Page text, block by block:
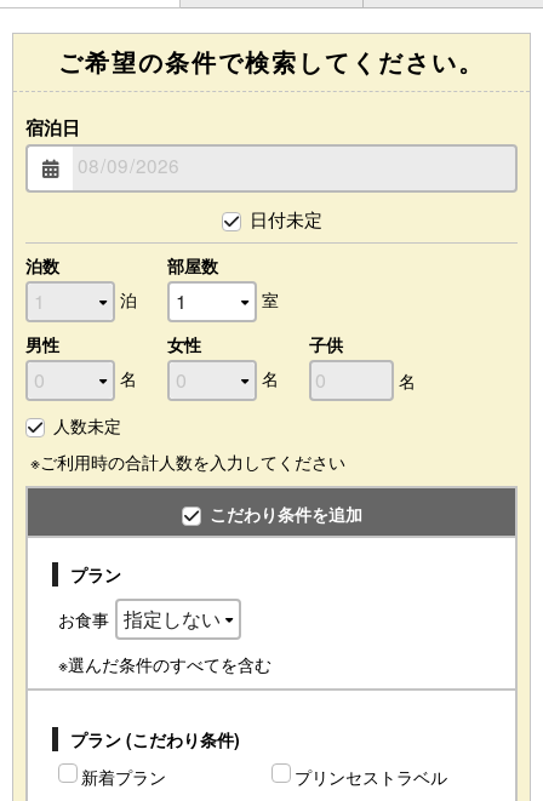
ご希望の条件で検索してください。
宿泊日
日付未定
泊数
泊
部屋数
室
男性
名
女性
名
子供
名
人数未定
※ご利用時の合計人数を入力してください
こだわり条件を追加
プラン
お食事
※選んだ条件のすべてを含む
プラン (こだわり条件)
新着プラン
プリンセストラベル